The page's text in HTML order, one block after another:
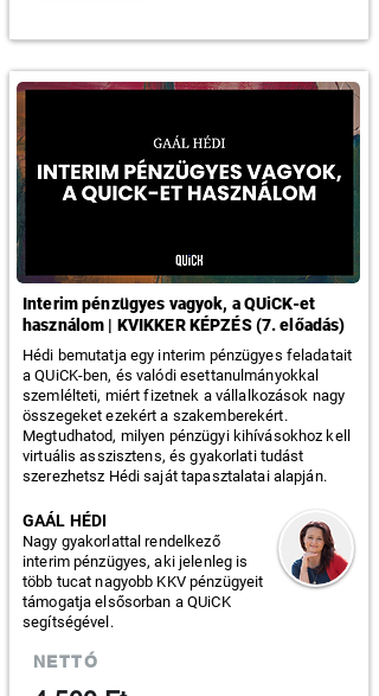
Interim pénzügyes vagyok, a QUiCK-et
használom | KVIKKER KÉPZÉS (7. előadás)
Hédi bemutatja egy interim pénzügyes feladatait
a QUiCK-ben, és valódi esettanulmányokkal
szemlélteti, miért fizetnek a vállalkozások nagy
összegeket ezekért a szakemberekért.
Megtudhatod, milyen pénzügyi kihívásokhoz kell
virtuális asszisztens, és gyakorlati tudást
szerezhetsz Hédi saját tapasztalatai alapján.
GAÁL HÉDI
Nagy gyakorlattal rendelkező
interim pénzügyes, aki jelenleg is
több tucat nagyobb KKV pénzügyeit
támogatja elsősorban a QUiCK
segítségével.
NETTÓ